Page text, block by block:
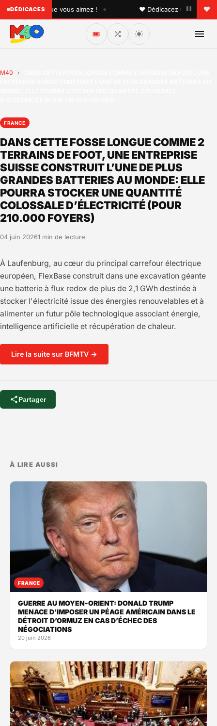
DÉDICACES
quelqu'un que vous aimez ! • ♥ Dédicacez un titre à vos
🎟️
M40 ›
FRANCE
DANS CETTE FOSSE LONGUE COMME 2
TERRAINS DE FOOT, UNE ENTREPRISE
SUISSE CONSTRUIT L’UNE DE PLUS
GRANDES BATTERIES AU MONDE: ELLE
POURRA STOCKER UNE QUANTITÉ
COLOSSALE D’ÉLECTRICITÉ (POUR
210.000 FOYERS)
04 juin 20261 min de lecture
À Laufenburg, au cœur du principal carrefour électrique
européen, FlexBase construit dans une excavation géante
une batterie à flux redox de plus de 2,1 GWh destinée à
stocker l'électricité issue des énergies renouvelables et à
alimenter un futur pôle technologique associant énergie,
intelligence artificielle et récupération de chaleur.
Lire la suite sur BFMTV →
Partager
À LIRE AUSSI
FRANCE
GUERRE AU MOYEN-ORIENT: DONALD TRUMP
MENACE D’IMPOSER UN PÉAGE AMÉRICAIN DANS LE
DÉTROIT D’ORMUZ EN CAS D’ÉCHEC DES
NÉGOCIATIONS
20 juin 2026